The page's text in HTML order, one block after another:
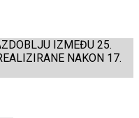
IZMEĐU 25.
NAKON 17.